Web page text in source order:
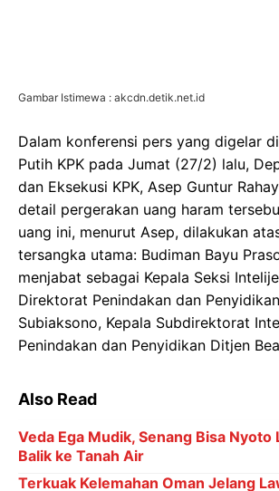
Gambar Istimewa : akcdn.detik.net.id
Dalam konferensi pers yang digelar
Putih KPK pada Jumat (27/2) lalu,
dan Eksekusi KPK, Asep Guntur
detail pergerakan uang haram
uang ini, menurut Asep, dilakukan
tersangka utama: Budiman Bayu
menjabat sebagai Kepala Seksi
Direktorat Penindakan dan
Subiaksono, Kepala Subdirektorat
Penindakan dan Penyidikan Ditjen
Also Read
Veda Ega Mudik, Senang Bisa Nyoto
Balik ke Tanah Air
Terkuak Kelemahan Oman Jelang